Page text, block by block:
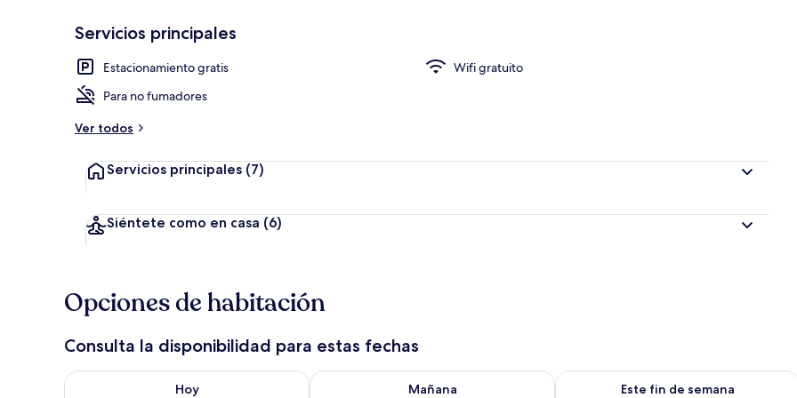
Servicios principales
Estacionamiento gratis
Wifi gratuito
Para no fumadores
Ver todos
Servicios principales (7)
Siéntete como en casa (6)
Opciones de habitación
Consulta la disponibilidad para estas fechas
Hoy
Consulta la disponibilidad para hoy ago 9 - ago 10
Mañana
Consulta la disponibilidad para mañana ago 10 - ago 11
Este fin de semana
Consulta la disponibilidad para este